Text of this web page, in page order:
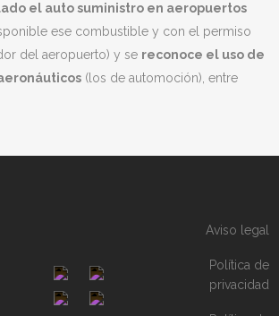
el auto suministro en aeropuertos
ese combustible y con el permiso
del aeropuerto) y se reconoce el uso de
(los de automoción), entre
Aviso legal
Política de
privacidad